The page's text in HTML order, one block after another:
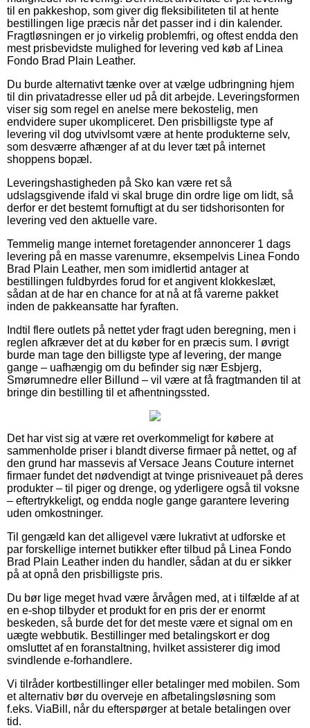
til en pakkeshop, som giver dig fleksibiliteten til at hente
bestillingen lige præcis når det passer ind i din kalender.
Fragtløsningen er jo virkelig problemfri, og oftest endda den
mest prisbevidste mulighed for levering ved køb af Linea
Fondo Brad Plain Leather.
Du burde alternativt tænke over at vælge udbringning hjem
til din privatadresse eller ud på dit arbejde. Leveringsformen
viser sig som regel en anelse mere bekostelig, men
endvidere super ukompliceret. Den prisbilligste type af
levering vil dog utvivlsomt være at hente produkterne selv,
som desværre afhænger af at du lever tæt på internet
shoppens bopæl.
Leveringshastigheden på Sko kan være ret så
udslagsgivende ifald vi skal bruge din ordre lige om lidt, så
derfor er det bestemt fornuftigt at du ser tidshorisonten for
levering ved den aktuelle vare.
Temmelig mange internet foretagender annoncerer 1 dags
levering på en masse varenumre, eksempelvis Linea Fondo
Brad Plain Leather, men som imidlertid antager at
bestillingen fuldbyrdes forud for et angivent klokkeslæt,
sådan at de har en chance for at nå at få varerne pakket
inden de pakkeansatte har fyraften.
Indtil flere outlets på nettet yder fragt uden beregning, men i
reglen afkræver det at du køber for en præcis sum. I øvrigt
burde man tage den billigste type af levering, der mange
gange – uafhængig om du befinder sig nær Esbjerg,
Smørumnedre eller Billund – vil være at få fragtmanden til at
bringe din bestilling til et afhentningssted.
Det har vist sig at være ret overkommeligt for købere at
sammenholde priser i blandt diverse firmaer på nettet, og af
den grund har massevis af Versace Jeans Couture internet
firmaer fundet det nødvendigt at tvinge prisniveauet på deres
produkter – til piger og drenge, og yderligere også til voksne
– eftertrykkeligt, og endda nogle gange garantere levering
uden omkostninger.
Til gengæld kan det alligevel være lukrativt at udforske et
par forskellige internet butikker efter tilbud på Linea Fondo
Brad Plain Leather inden du handler, sådan at du er sikker
på at opnå den prisbilligste pris.
Du bør lige meget hvad være årvågen med, at i tilfælde af at
en e-shop tilbyder et produkt for en pris der er enormt
beskeden, så burde det for det meste være et signal om en
uægte webbutik. Bestillinger med betalingskort er dog
omsluttet af en foranstaltning, hvilket assisterer dig imod
svindlende e-forhandlere.
Vi tilråder kortbestillinger eller betalinger med mobilen. Som
et alternativ bør du overveje en afbetalingsløsning som
f.eks. ViaBill, når du efterspørger at betale betalingen over
tid.